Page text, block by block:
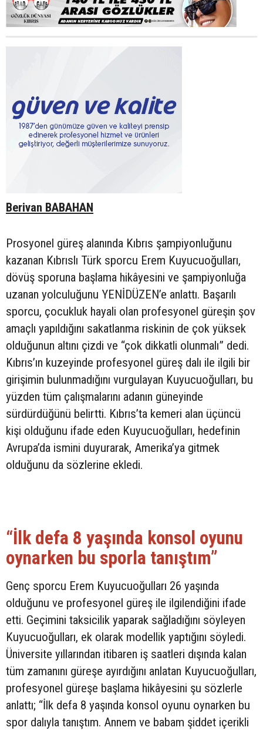
Berivan BABAHAN
Prosyonel güreş alanında Kıbrıs şampiyonluğunu
kazanan Kıbrıslı Türk sporcu Erem Kuyucuoğulları,
dövüş sporuna başlama hikâyesini ve şampiyonluğa
uzanan yolculuğunu YENİDÜZEN’e anlattı. Başarılı
sporcu, çocukluk hayali olan profesyonel güreşin şov
amaçlı yapıldığını sakatlanma riskinin de çok yüksek
olduğunun altını çizdi ve “çok dikkatli olunmalı” dedi.
Kıbrıs’ın kuzeyinde profesyonel güreş dalı ile ilgili bir
girişimin bulunmadığını vurgulayan Kuyucuoğulları, bu
yüzden tüm çalışmalarını adanın güneyinde
sürdürdüğünü belirtti. Kıbrıs’ta kemeri alan üçüncü
kişi olduğunu ifade eden Kuyucuoğulları, hedefinin
Avrupa’da ismini duyurarak, Amerika’ya gitmek
olduğunu da sözlerine ekledi.
“İlk defa 8 yaşında konsol oyunu
oynarken bu sporla tanıştım”
Genç sporcu Erem Kuyucuoğulları 26 yaşında
olduğunu ve profesyonel güreş ile ilgilendiğini ifade
etti. Geçimini taksicilik yaparak sağladığını söyleyen
Kuyucuoğulları, ek olarak modellik yaptığını söyledi.
Üniversite yıllarından itibaren iş saatleri dışında kalan
tüm zamanını güreşe ayırdığını anlatan Kuyucuoğulları,
profesyonel güreşe başlama hikâyesini şu sözlerle
anlattı; “İlk defa 8 yaşında konsol oyunu oynarken bu
spor dalıyla tanıştım. Annem ve babam şiddet içerikli